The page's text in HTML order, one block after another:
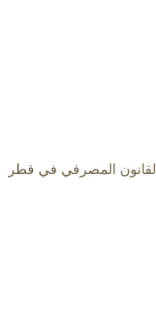
القانون المصرفي في قطر